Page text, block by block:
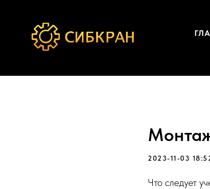
2023-11-03
Что следует